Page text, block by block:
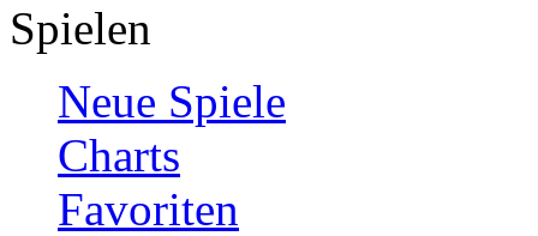
Spielen
Neue Spiele
Charts
Favoriten